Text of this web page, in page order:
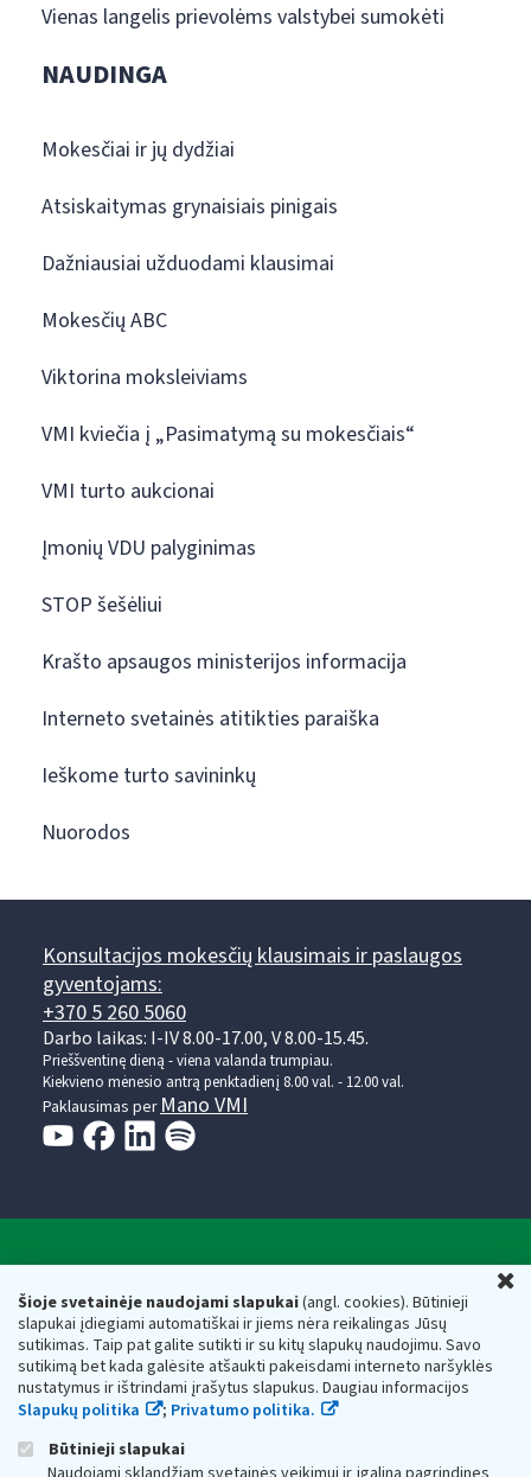
Šioje svetainėje naudojami slapukai(angl. cookies). Būtinieji
slapukai įdiegiami automatiškai ir jiems nėra reikalingas Jūsų
sutikimas. Taip pat galite sutikti ir su kitų slapukų naudojimu. Savo
sutikimą bet kada galėsite atšaukti pakeisdami interneto naršyklės
nustatymus ir ištrindami įrašytus slapukus. Daugiau informacijos
Slapukų politika
; Privatumo politika.
Būtinieji slapukai
Vienas langelis prievolėms valstybei sumokėti
NAUDINGA
Mokesčiai ir jų dydžiai
Atsiskaitymas grynaisiais pinigais
Dažniausiai užduodami klausimai
Mokesčių ABC
Viktorina moksleiviams
VMI kviečia į „Pasimatymą su mokesčiais“
VMI turto aukcionai
Įmonių VDU palyginimas
STOP šešėliui
Krašto apsaugos ministerijos informacija
Interneto svetainės atitikties paraiška
Ieškome turto savininkų
Nuorodos
Konsultacijos mokesčių klausimais ir paslaugos
gyventojams:
+370 5 260 5060
Darbo laikas: I-IV 8.00-17.00, V 8.00-15.45.
Prieššventinę dieną - viena valanda trumpiau.
Kiekvieno mėnesio antrą penktadienį 8.00 val. - 12.00 val.
Paklausimas per Mano VMI
Respublikos finansų ministerijos
Biudžetinė įstaiga. Juridinio asmens kodas — 188659752,
adresas: Vasario 16-osios g. 14, 01107 Vilnius, Lietuva, el.paštas:
vmi@vmi.lt, E. pristatymo dėžutės adresas 188659752
Duomenys apie Valstybinę mokesčių inspekciją prie Lietuvos
Respublikos finansų ministerijos kaupiami ir saugomi Juridinių